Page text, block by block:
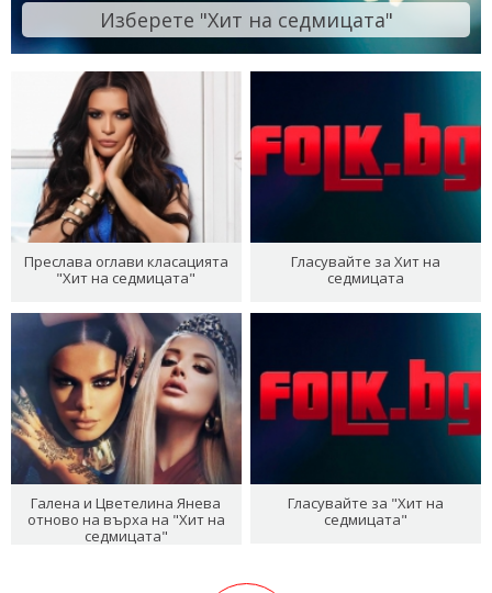
Изберете "Хит на седмицата"
Преслава оглави класацията
"Хит на седмицата"
Гласувайте за Хит на
седмицата
Галена и Цветелина Янева
отново на върха на "Хит на
седмицата"
Гласувайте за "Хит на
седмицата"